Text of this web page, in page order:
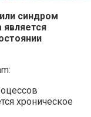
синдром
является
хроническое